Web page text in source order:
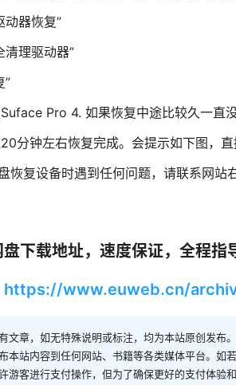
动器恢复”
清理驱动器”
”
Pro 4. 如果恢复中途比较久一直
分钟左右恢复完成。会提示如下图，直
恢复设备时遇到任何问题，请联系网站
下载地址，速度保证，全程指
https://www.euweb.cn/
文章，如无特殊说明或标注，均为本站原创发布
本站内容到任何网站、书籍等各类媒体平台。如
游客进行支付操作，但为了确保更好的支付体验